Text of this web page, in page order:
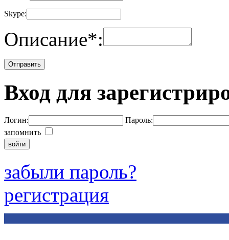
Skype:
Описание*:
Вход для
Логин:
Пароль:
запомнить
забыли пароль?
регистрация